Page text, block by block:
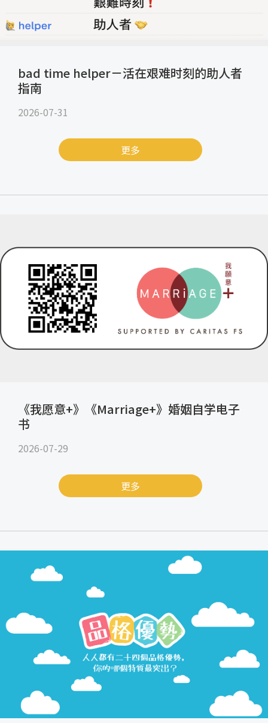
bad time helper－活在艰难时刻的助人者
指南
2026-07-31
更多
《我愿意+》《Marriage+》婚姻自学电子
书
2026-07-29
更多